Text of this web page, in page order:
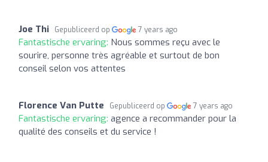
Joe Thi Gepubliceerd op 7 years ago
Fantastische ervaring: Nous sommes reçu avec le
sourire, personne très agréable et surtout de bon
conseil selon vos attentes
Florence Van Putte Gepubliceerd op 7 years ago
Fantastische ervaring: agence a recommander pour la
qualité des conseils et du service !